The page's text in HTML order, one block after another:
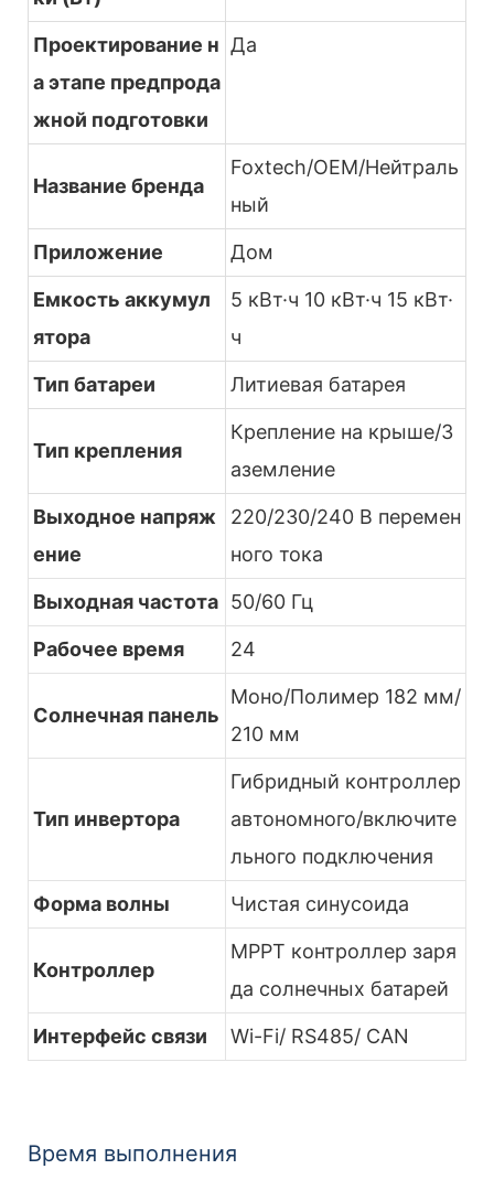
Проектирование н
а этапе предпрода
жной подготовки
Да
Название бренда
Foxtech/OEM/Нейтраль
ный
Приложение Дом
Емкость аккумул
ятора
5 кВт·ч 10 кВт·ч 15 кВт·
ч
Тип батареи Литиевая батарея
Тип крепления
Крепление на крыше/З
аземление
Выходное напряж
ение
220/230/240 В перемен
ного тока
Выходная частота 50/60 Гц
Рабочее время 24
Солнечная панель
Моно/Полимер 182 мм/
210 мм
Тип инвертора
Гибридный контроллер
автономного/включите
льного подключения
Форма волны Чистая синусоида
Контроллер
MPPT контроллер заря
да солнечных батарей
Интерфейс связи Wi-Fi/ RS485/ CAN
Время выполнения